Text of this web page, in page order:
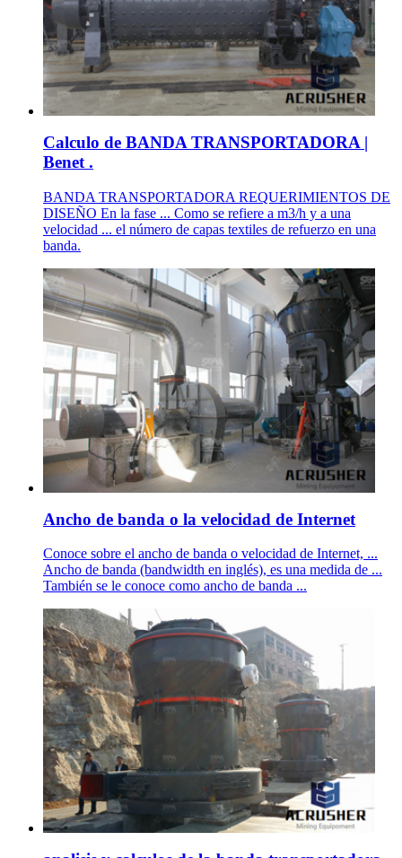
Calculo de BANDA TRANSPORTADORA |
Benet .
BANDA TRANSPORTADORA REQUERIMIENTOS DE
DISEÑO En la fase ... Como se refiere a m3/h y a una
velocidad ... el número de capas textiles de refuerzo en una
banda.
Ancho de banda o la velocidad de Internet
Conoce sobre el ancho de banda o velocidad de Internet, ...
Ancho de banda (bandwidth en inglés), es una medida de ...
También se le conoce como ancho de banda ...